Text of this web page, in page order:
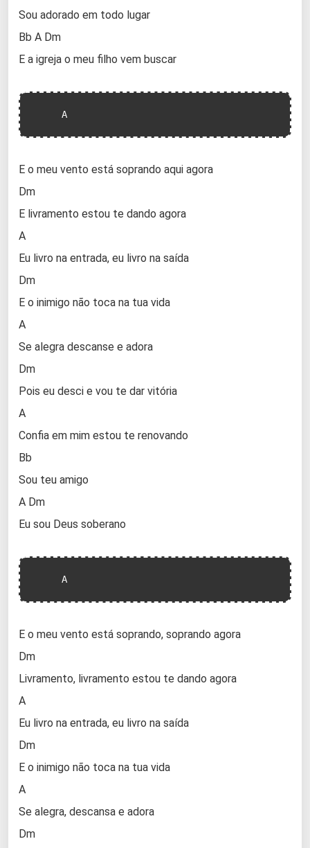
Sou adorado em todo lugar
Bb A Dm
E a igreja o meu filho vem buscar
     A
E o meu vento está soprando aqui agora
Dm
E livramento estou te dando agora
A
Eu livro na entrada, eu livro na saída
Dm
E o inimigo não toca na tua vida
A
Se alegra descanse e adora
Dm
Pois eu desci e vou te dar vitória
A
Confia em mim estou te renovando
Bb
Sou teu amigo
A Dm
Eu sou Deus soberano
     A
E o meu vento está soprando, soprando agora
Dm
Livramento, livramento estou te dando agora
A
Eu livro na entrada, eu livro na saída
Dm
E o inimigo não toca na tua vida
A
Se alegra, descansa e adora
Dm